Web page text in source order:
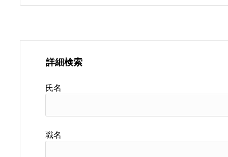
詳細検索
氏名
職名